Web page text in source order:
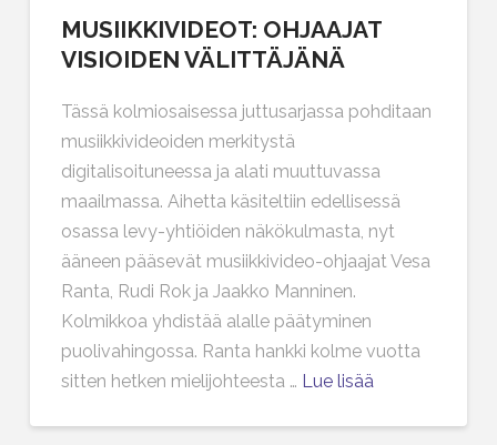
MUSIIKKIVIDEOT: OHJAAJAT
VISIOIDEN VÄLITTÄJÄNÄ
Tässä kolmiosaisessa juttusarjassa pohditaan
musiikkivideoiden merkitystä
digitalisoituneessa ja alati muuttuvassa
maailmassa. Aihetta käsiteltiin edellisessä
osassa levy-yhtiöiden näkökulmasta, nyt
ääneen pääsevät musiikkivideo-ohjaajat Vesa
Ranta, Rudi Rok ja Jaakko Manninen.
Kolmikkoa yhdistää alalle päätyminen
puolivahingossa. Ranta hankki kolme vuotta
sitten hetken mielijohteesta … Lue lisää